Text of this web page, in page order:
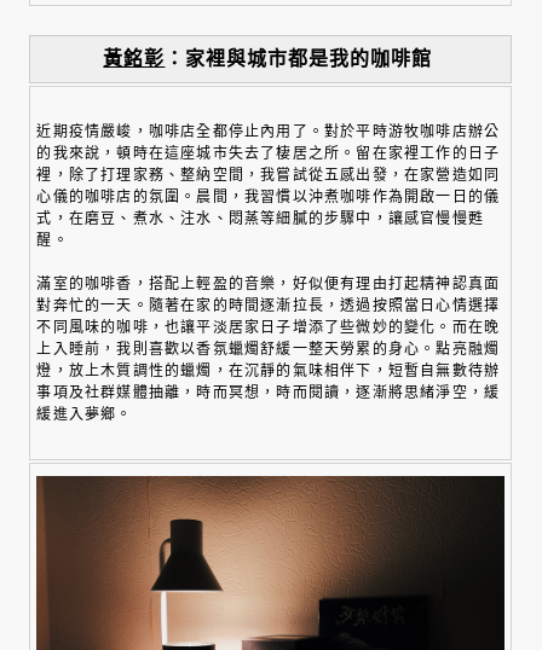
黃銘彰 ：家裡與城市都是我的咖啡館
近期疫情嚴峻，咖啡店全都停止內用了。對於平時游牧咖啡店辦公
的我來說，頓時在這座城市失去了棲居之所。留在家裡工作的日子
裡，除了打理家務、整納空間，我嘗試從五感出發，在家營造如同
心儀的咖啡店的氛圍。晨間，我習慣以沖煮咖啡作為開啟一日的儀
式，在磨豆、煮水、注水、悶蒸等細膩的步驟中，讓感官慢慢甦
醒。
滿室的咖啡香，搭配上輕盈的音樂，好似便有理由打起精神認真面
對奔忙的一天。隨著在家的時間逐漸拉長，透過按照當日心情選擇
不同風味的咖啡，也讓平淡居家日子增添了些微妙的變化。而在晚
上入睡前，我則喜歡以香氛蠟燭舒緩一整天勞累的身心。點亮融燭
燈，放上木質調性的蠟燭，在沉靜的氣味相伴下，短暫自無數待辦
事項及社群媒體抽離，時而冥想，時而閱讀，逐漸將思緒淨空，緩
緩進入夢鄉。